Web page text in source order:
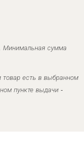
Минимальная сумма
есть в выбранном
пункте выдачи -